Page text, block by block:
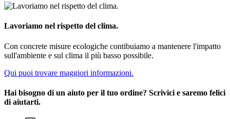
Lavoriamo nel rispetto del clima.
Con concrete misure ecologiche contibuiamo a mantenere l'impatto
sull'ambiente e sul clima il più basso possibile.
Qui puoi trovare maggiori informazioni.
Hai bisogno di un aiuto per il tuo ordine? Scrivici e saremo felici
di aiutarti.